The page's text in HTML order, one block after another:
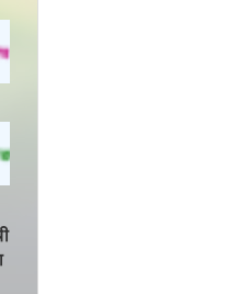
सोडवण्यासाठी येथे क्लिक करा.
प्रश्न पाहण्यासाठी येथे क्लिक